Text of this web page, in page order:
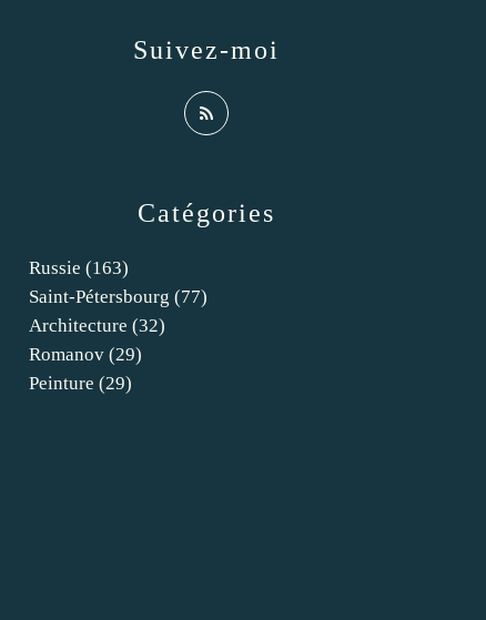
Catégories
Russie (163)
Saint-Pétersbourg (77)
Architecture (32)
Romanov (29)
Peinture (29)
Suivez-moi